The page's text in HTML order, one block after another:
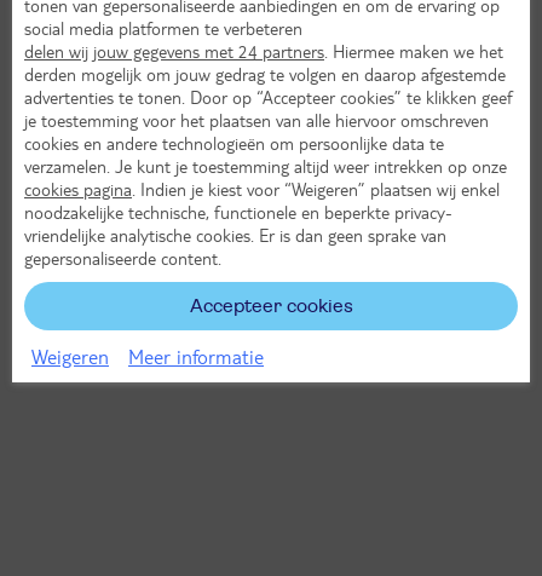
tonen van gepersonaliseerde aanbiedingen en om de ervaring op
social media platformen te verbeteren
delen wij jouw gegevens met 24 partners . Hiermee maken we het
derden mogelijk om jouw gedrag te volgen en daarop afgestemde
advertenties te tonen. Door op “Accepteer cookies” te klikken geef
je toestemming voor het plaatsen van alle hiervoor omschreven
cookies en andere technologieën om persoonlijke data te
verzamelen. Je kunt je toestemming altijd weer intrekken op onze
cookies pagina . Indien je kiest voor “Weigeren” plaatsen wij enkel
noodzakelijke technische, functionele en beperkte privacy-
vriendelijke analytische cookies. Er is dan geen sprake van
gepersonaliseerde content.
Accepteer cookies
Weigeren Meer informatie